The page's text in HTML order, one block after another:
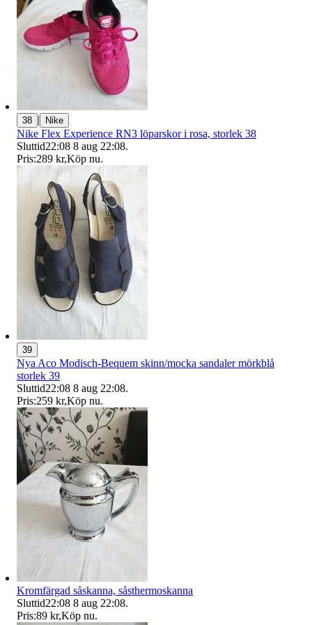
38 | Nike
Nike Flex Experience RN3 löparskor i rosa, storlek 38
Sluttid22:08 8 aug 22:08.
Pris:289 kr,Köp nu.
39
Nya Aco Modisch-Bequem skinn/mocka sandaler mörkblå
storlek 39
Sluttid22:08 8 aug 22:08.
Pris:259 kr,Köp nu.
Kromfärgad såskanna, såsthermoskanna
Sluttid22:08 8 aug 22:08.
Pris:89 kr,Köp nu.